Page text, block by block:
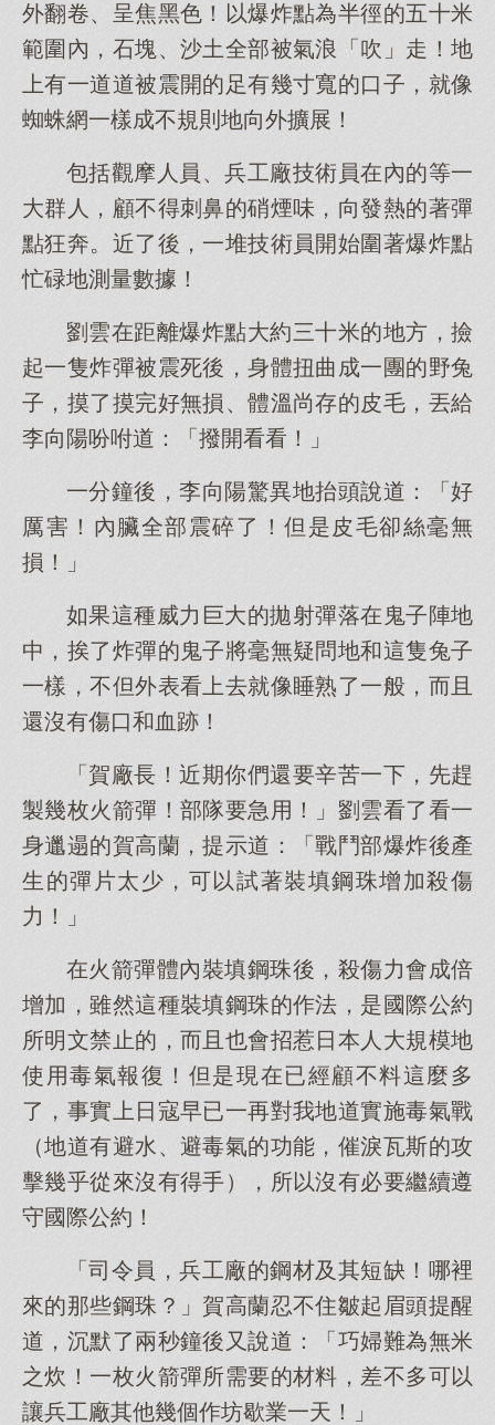
外翻卷、呈焦黑色！以爆炸點為半徑的五十米
範圍內，石塊、沙土全部被氣浪「吹」走！地
上有一道道被震開的足有幾寸寬的口子，就像
蜘蛛網一樣成不規則地向外擴展！
包括觀摩人員、兵工廠技術員在內的等一
大群人，顧不得刺鼻的硝煙味，向發熱的著彈
點狂奔。近了後，一堆技術員開始圍著爆炸點
忙碌地測量數據！
劉雲在距離爆炸點大約三十米的地方，撿
起一隻炸彈被震死後，身體扭曲成一團的野兔
子，摸了摸完好無損、體溫尚存的皮毛，丟給
李向陽吩咐道：「撥開看看！」
一分鐘後，李向陽驚異地抬頭說道：「好
厲害！內臟全部震碎了！但是皮毛卻絲毫無
損！」
如果這種威力巨大的拋射彈落在鬼子陣地
中，挨了炸彈的鬼子將毫無疑問地和這隻兔子
一樣，不但外表看上去就像睡熟了一般，而且
還沒有傷口和血跡！
「賀廠長！近期你們還要辛苦一下，先趕
製幾枚火箭彈！部隊要急用！」劉雲看了看一
身邋遢的賀高蘭，提示道：「戰鬥部爆炸後產
生的彈片太少，可以試著裝填鋼珠增加殺傷
力！」
在火箭彈體內裝填鋼珠後，殺傷力會成倍
增加，雖然這種裝填鋼珠的作法，是國際公約
所明文禁止的，而且也會招惹日本人大規模地
使用毒氣報復！但是現在已經顧不料這麼多
了，事實上日寇早已一再對我地道實施毒氣戰
（地道有避水、避毒氣的功能，催淚瓦斯的攻
擊幾乎從來沒有得手），所以沒有必要繼續遵
守國際公約！
「司令員，兵工廠的鋼材及其短缺！哪裡
來的那些鋼珠？」賀高蘭忍不住皺起眉頭提醒
道，沉默了兩秒鐘後又說道：「巧婦難為無米
之炊！一枚火箭彈所需要的材料，差不多可以
讓兵工廠其他幾個作坊歇業一天！」